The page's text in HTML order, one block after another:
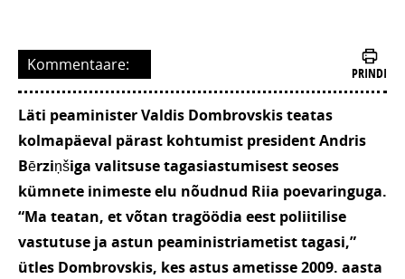
Kommentaare: PRINDI
Läti peaminister Valdis Dombrovskis teatas
kolmapäeval pärast kohtumist president Andris
Bērziņšiga valitsuse tagasiastumisest seoses
kümnete inimeste elu nõudnud Riia poevaringuga.
“Ma teatan, et võtan tragöödia eest poliitilise
vastutuse ja astun peaministriametist tagasi,”
ütles Dombrovskis, kes astus ametisse 2009. aasta